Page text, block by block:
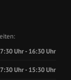
7:30 Uhr - 16:30 Uhr
7:30 Uhr - 15:30 Uhr